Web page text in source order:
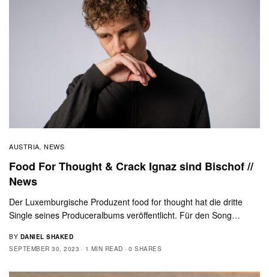
AUSTRIA, NEWS
Food For Thought & Crack Ignaz sind Bischof //
News
Der Luxemburgische Produzent food for thought hat die dritte
Single seines Produceralbums veröffentlicht. Für den Song…
BY DANIEL SHAKED
SEPTEMBER 30, 2023
1 MIN READ 0 SHARES